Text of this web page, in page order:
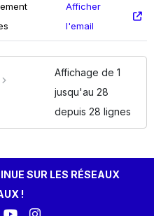
Afficher
l'email
Affichage de 1
jusqu'au 28
depuis 28 lignes
SUR LES RÉSEAUX
!